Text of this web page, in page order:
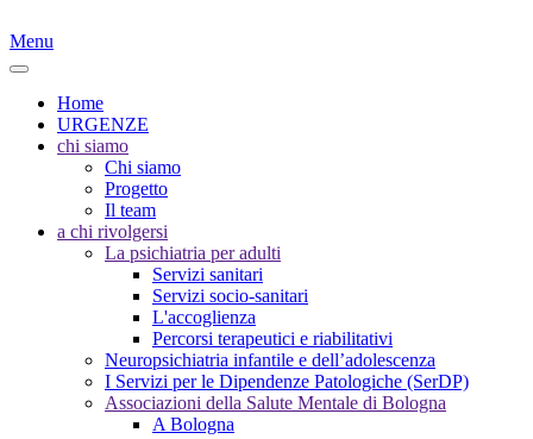
Menu
Home
URGENZE
chi siamo
Chi siamo
Progetto
Il team
a chi rivolgersi
La psichiatria per adulti
Servizi sanitari
Servizi socio-sanitari
L'accoglienza
Percorsi terapeutici e riabilitativi
Neuropsichiatria infantile e dell’adolescenza
I Servizi per le Dipendenze Patologiche (SerDP)
Associazioni della Salute Mentale di Bologna
A Bologna